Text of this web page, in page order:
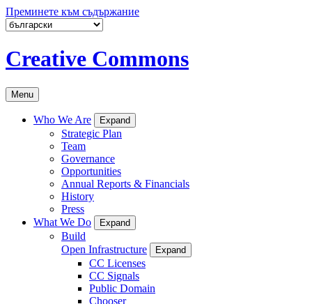
Преминете към съдържание
Creative Commons
Menu
Who We Are Expand
Strategic Plan
Team
Governance
Opportunities
Annual Reports & Financials
History
Press
What We Do
Expand
Build
Open Infrastructure
Expand
CC Licenses
CC Signals
Public Domain
Chooser